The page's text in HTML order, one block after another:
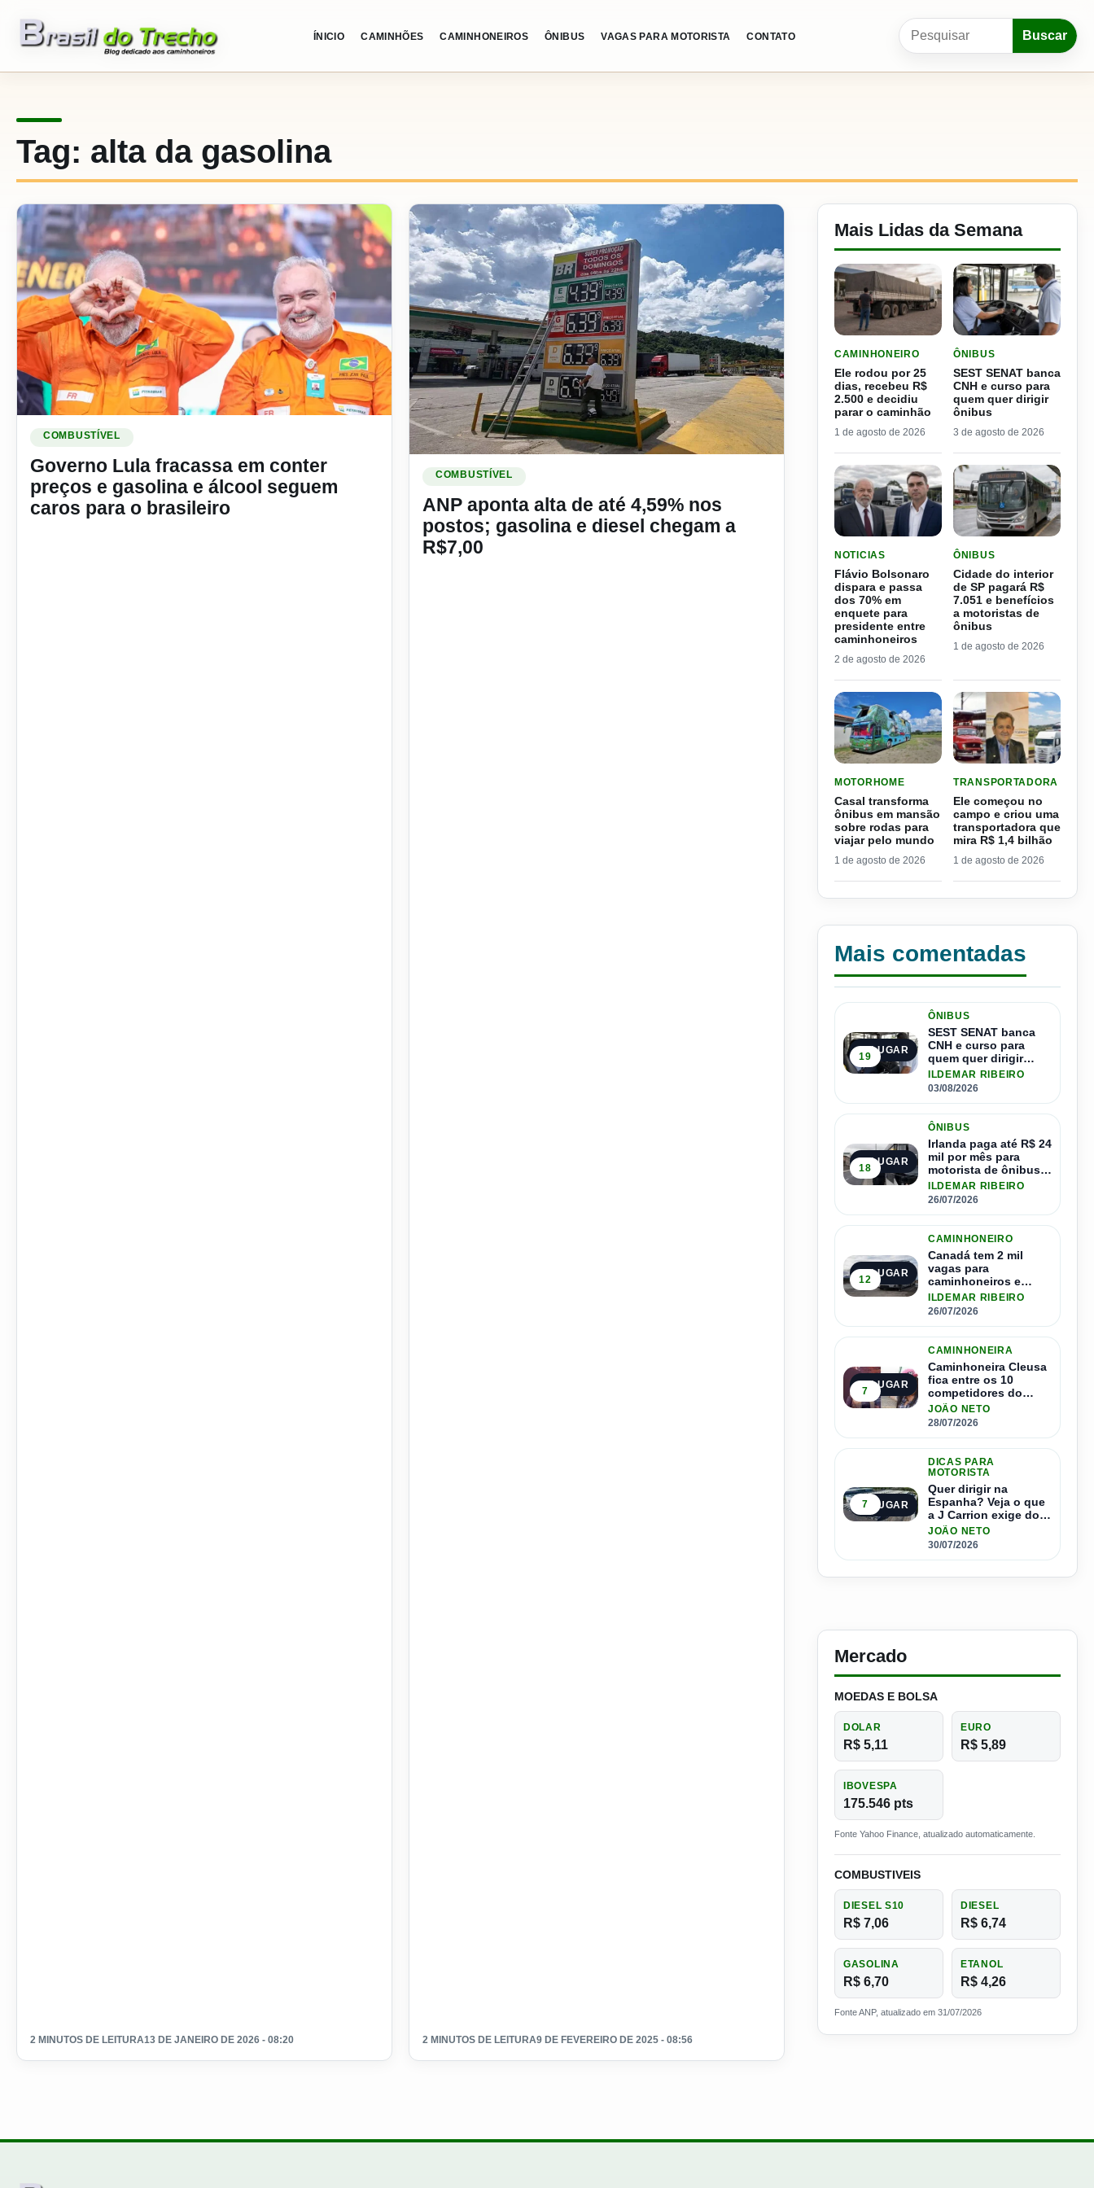
ÍNICIO CAMINHÕES CAMINHONEIROS ÔNIBUS VAGAS PARA MOTORISTA CONTATO
Pesquisar por:
Buscar
Tag: alta da gasolina
Ler materia: Governo Lula fracassa em conter preços e gasolina e álcool seguem caros para o brasileiro
COMBUSTÍVEL
Governo Lula fracassa em conter
preços e gasolina e álcool seguem
caros para o brasileiro
2 MINUTOS DE LEITURA13 DE JANEIRO DE 2026 - 08:20
Ler materia: ANP aponta alta de até 4,59% nos postos; gasolina e diesel chegam a R$7,00
COMBUSTÍVEL
ANP aponta alta de até 4,59% nos
postos; gasolina e diesel chegam a
R$7,00
2 MINUTOS DE LEITURA9 DE FEVEREIRO DE 2025 - 08:56
Mais Lidas da Semana
CAMINHONEIRO
Ele rodou por 25
dias, recebeu R$
2.500 e decidiu
parar o caminhão
1 de agosto de 2026
ÔNIBUS
SEST SENAT banca
CNH e curso para
quem quer dirigir
ônibus
3 de agosto de 2026
NOTICIAS
Flávio Bolsonaro
dispara e passa
dos 70% em
enquete para
presidente entre
caminhoneiros
2 de agosto de 2026
ÔNIBUS
Cidade do interior
de SP pagará R$
7.051 e benefícios
a motoristas de
ônibus
1 de agosto de 2026
MOTORHOME
Casal transforma
ônibus em mansão
sobre rodas para
viajar pelo mundo
1 de agosto de 2026
TRANSPORTADORA
Ele começou no
campo e criou uma
transportadora que
mira R$ 1,4 bilhão
1 de agosto de 2026
Mais comentadas
1º LUGAR
19
ÔNIBUS
SEST SENAT banca
CNH e curso para
quem quer dirigir
ônibus
ILDEMAR RIBEIRO
03/08/2026
2º LUGAR
18
ÔNIBUS
Irlanda paga até R$ 24
mil por mês para
motorista de ônibus e
pode contratar até
1.500 motoristas
ILDEMAR RIBEIRO
26/07/2026
3º LUGAR
12
CAMINHONEIRO
Canadá tem 2 mil
vagas para
caminhoneiros e
salário de até R$ 24
mil por mês
ILDEMAR RIBEIRO
26/07/2026
4º LUGAR
7
CAMINHONEIRA
Caminhoneira Cleusa
fica entre os 10
competidores do
Master Driver Brasil
JOÃO NETO
28/07/2026
5º LUGAR
7
DICAS PARA
MOTORISTA
Quer dirigir na
Espanha? Veja o que
a J Carrion exige dos
brasileiros
JOÃO NETO
30/07/2026
Mercado
MOEDAS E BOLSA
DOLAR
R$ 5,11
EURO
R$ 5,89
IBOVESPA
175.546 pts
Fonte Yahoo Finance, atualizado automaticamente.
COMBUSTIVEIS
DIESEL S10
R$ 7,06
DIESEL
R$ 6,74
GASOLINA
R$ 6,70
ETANOL
R$ 4,26
Fonte ANP, atualizado em 31/07/2026